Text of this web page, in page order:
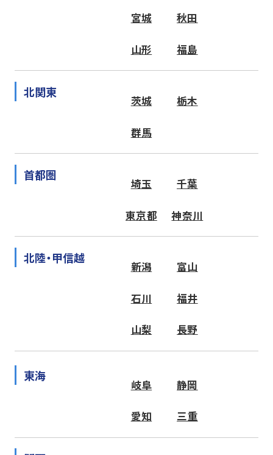
宮城 秋田
山形 福島
北関東
茨城 栃木
群馬
首都圏
埼玉 千葉
東京都 神奈川
北陸・甲信越
新潟 富山
石川 福井
山梨 長野
東海
岐阜 静岡
愛知 三重